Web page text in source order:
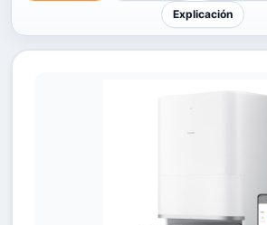
Explicación